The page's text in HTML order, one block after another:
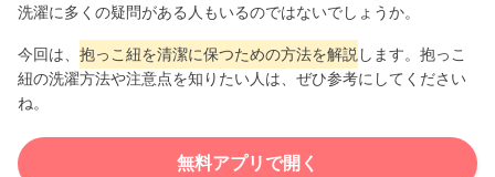
洗濯に多くの疑問がある人もいるのではないでしょうか。
今回は、 抱っこ紐を清潔に保つための方法を解説 します。抱っこ
紐の洗濯方法や注意点を知りたい人は、ぜひ参考にしてください
ね。
無料アプリで開く